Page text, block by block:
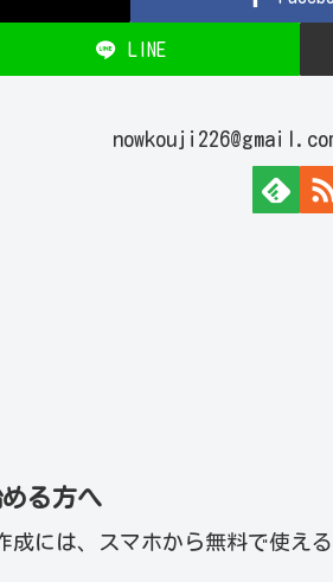
LINE
る方へ
成には、スマホから無料で使える